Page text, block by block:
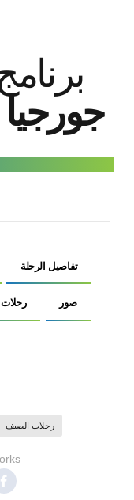
تفاصيل الرحلة
صور رحلات
رحلات الصيف